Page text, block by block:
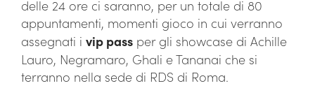
delle 24 ore ci saranno, per un totale di 80
appuntamenti, momenti gioco in cui verranno
assegnati i vip pass per gli showcase di Achille
Lauro, Negramaro, Ghali e Tananai che si
terranno nella sede di RDS di Roma.